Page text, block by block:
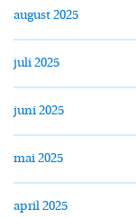
august 2025
juli 2025
juni 2025
mai 2025
april 2025